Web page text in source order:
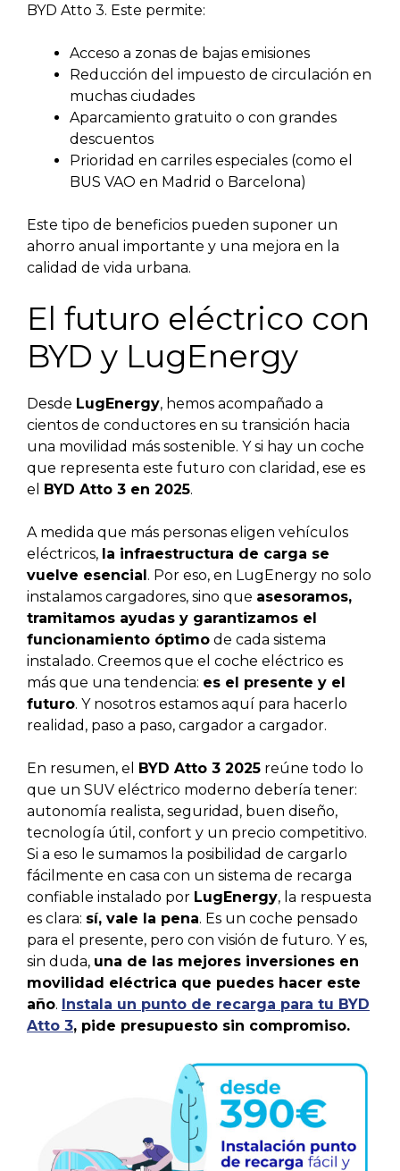
BYD Atto 3. Este permite:
Acceso a zonas de bajas emisiones
Reducción del impuesto de circulación en
muchas ciudades
Aparcamiento gratuito o con grandes
descuentos
Prioridad en carriles especiales (como el
BUS VAO en Madrid o Barcelona)
Este tipo de beneficios pueden suponer un
ahorro anual importante y una mejora en la
calidad de vida urbana.
El futuro eléctrico con
BYD y LugEnergy
Desde LugEnergy, hemos acompañado a
cientos de conductores en su transición hacia
una movilidad más sostenible. Y si hay un coche
que representa este futuro con claridad, ese es
el BYD Atto 3 en 2025.
A medida que más personas eligen vehículos
eléctricos, la infraestructura de carga se
vuelve esencial. Por eso, en LugEnergy no solo
instalamos cargadores, sino que asesoramos,
tramitamos ayudas y garantizamos el
funcionamiento óptimo de cada sistema
instalado. Creemos que el coche eléctrico es
más que una tendencia: es el presente y el
futuro. Y nosotros estamos aquí para hacerlo
realidad, paso a paso, cargador a cargador.
En resumen, el BYD Atto 3 2025 reúne todo lo
que un SUV eléctrico moderno debería tener:
autonomía realista, seguridad, buen diseño,
tecnología útil, confort y un precio competitivo.
Si a eso le sumamos la posibilidad de cargarlo
fácilmente en casa con un sistema de recarga
confiable instalado por LugEnergy, la respuesta
es clara: sí, vale la pena. Es un coche pensado
para el presente, pero con visión de futuro. Y es,
sin duda, una de las mejores inversiones en
movilidad eléctrica que puedes hacer este
año. Instala un punto de recarga para tu BYD
Atto 3, pide presupuesto sin compromiso.